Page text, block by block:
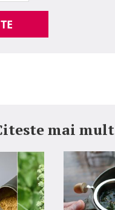
mai mult